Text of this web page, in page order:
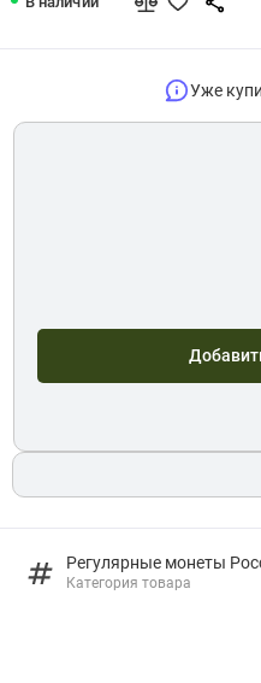
Уже
Регулярные монеты
Категория товара